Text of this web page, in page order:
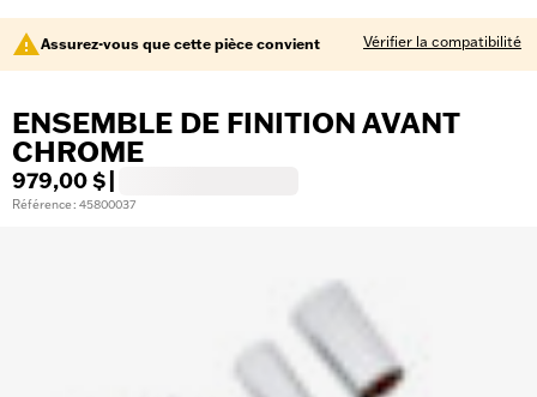
Assurez-vous que cette pièce convient Vérifier la compatibilité
ENSEMBLE DE FINITION AVANT
CHROME
979,00 $
Référence : 45800037